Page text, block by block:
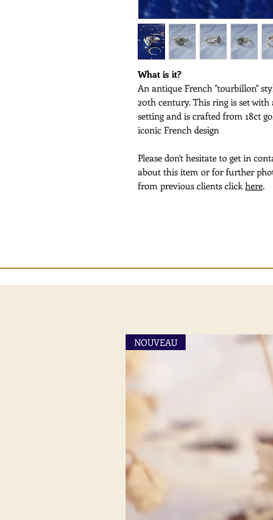
What is it?
An antique French "tourbillon"
20th century. This ring is set
setting and is crafted from 18ct
iconic French design
Please don't hesitate to get in
about this item or for further
from previous clients click here.
NOUVEAU